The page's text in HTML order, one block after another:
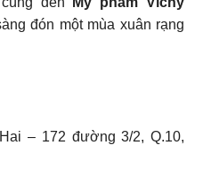
đón một mùa xuân rạng
– 172 đường 3/2, Q.10,